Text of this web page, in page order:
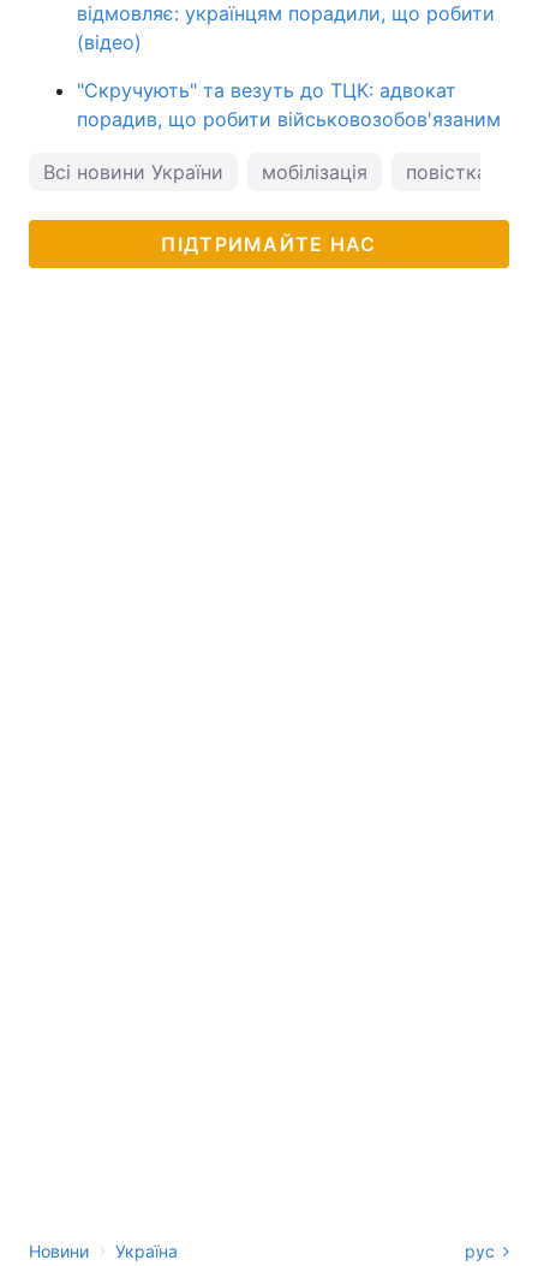
відмовляє: українцям порадили, що робити
(відео)
"Скручують" та везуть до ТЦК: адвокат
порадив, що робити військовозобов'язаним
Всі новини України мобілізація повістка
ПІДТРИМАЙТЕ НАС
Новини › Україна рус